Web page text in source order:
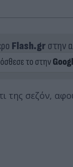
Flash.grστην
σεζόν,